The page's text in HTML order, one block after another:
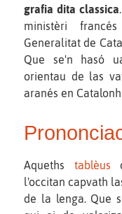
grafia dita classica
ministèri
Generalitat de
Que se'n hasó
orientau de las
aranés en
Aqueths tablèus
l'occitan capvath
de la lenga. Que